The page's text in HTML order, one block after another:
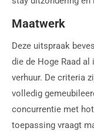
Maatwerk
Deze uitspraak
die de Hoge Raad
verhuur. De criteria
volledig
concurrentie met
toepassing vraagt